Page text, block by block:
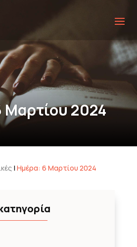
Μαρτίου 2024
| Ημέρα: 6 Μαρτίου 2024